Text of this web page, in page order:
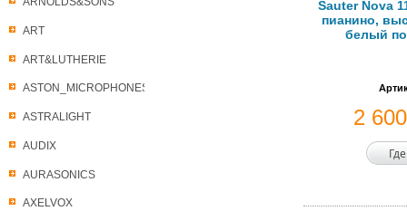
ART
ART&LUTHERIE
ASTON_MICROPHONES
ASTRALIGHT
AUDIX
AURASONICS
AXELVOX
Sauter Nova
пианино,
белый
2